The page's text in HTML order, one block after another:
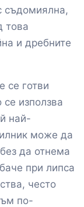
съдомиялна,
това
и дребните
се готви
използва
най-
може да
да отнема
при липса
често
по-